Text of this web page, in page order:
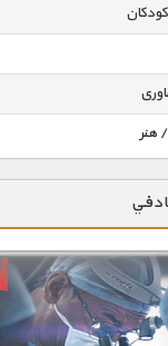
هنر
/ ورزشی
های اختصاصی